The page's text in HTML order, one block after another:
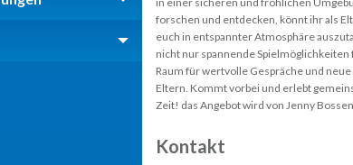
forschen und entdecken, könnt ihr als
euch in entspannter Atmosphäre
nicht nur spannende
Raum für wertvolle Gespräche und
Eltern. Kommt vorbei und erlebt
Zeit! das Angebot wird von Jenny
Kontakt